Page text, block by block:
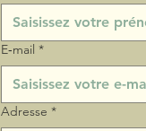
E‑mail *
Adresse *